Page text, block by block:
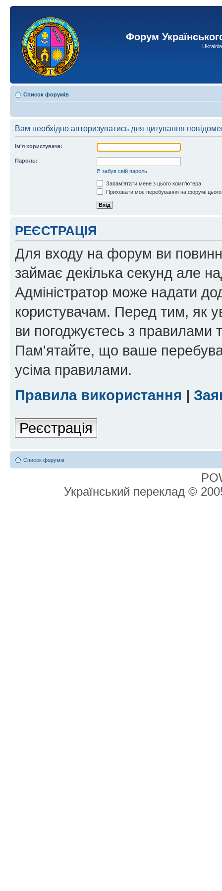
Форум
Список форумів
Вам необхідно авторизуватись для цитування
Ім'я користувача:
Пароль:
Я забув свій пароль
Запам'ятати мене з цього комп'ютера
Приховати моє перебування на форумі
РЕЄСТРАЦІЯ
Для входу на форум ви
займає декілька секунд але
Адміністратор може надати
користувачам. Перед тим, як
ви погоджуєтесь з правилами
Пам'ятайте, що ваше
усіма правилами.
Правила використання |
Реєстрація
Список форумів
Український переклад ©